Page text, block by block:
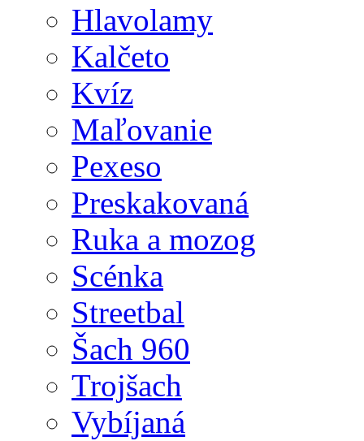
Hlavolamy
Kalčeto
Kvíz
Maľovanie
Pexeso
Preskakovaná
Ruka a mozog
Scénka
Streetbal
Šach 960
Trojšach
Vybíjaná